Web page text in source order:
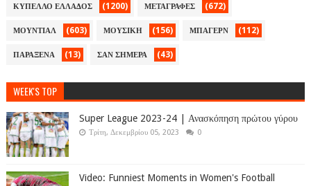
ΚΥΠΕΛΛΟ ΕΛΛΑΔΟΣ (1200) ΜΕΤΑΓΡΑΦΕΣ (672)
ΜΟΥΝΤΙΑΛ (603) ΜΟΥΣΙΚΗ (156) ΜΠΑΓΕΡΝ (112)
ΠΑΡΑΞΕΝΑ (13) ΣΑΝ ΣΗΜΕΡΑ (43)
WEEK'S TOP
Super League 2023-24 | Ανασκόπηση πρώτου γύρου
Τρίτη, Δεκεμβρίου 05, 2023 0
Video: Funniest Moments in Women's Football